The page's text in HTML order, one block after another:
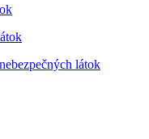
látok